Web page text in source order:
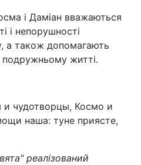
і Даміан вважаються
і непорушності
а також допомагають
житті.
и чудотворцы, Космо и
наша: туне приясте,
реалізований